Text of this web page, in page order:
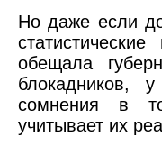
Но даже если
обещала
блокадников,
сомнения в
учитывает их